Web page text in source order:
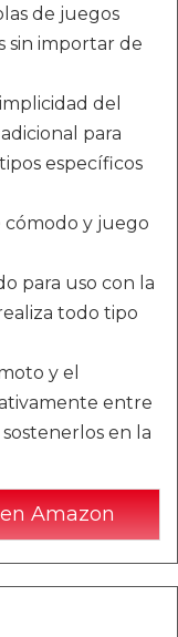
de juegos
sin importar de
del
para
específicos
cómodo y juego
para uso con la
todo tipo
y el
entre
en la
Amazon